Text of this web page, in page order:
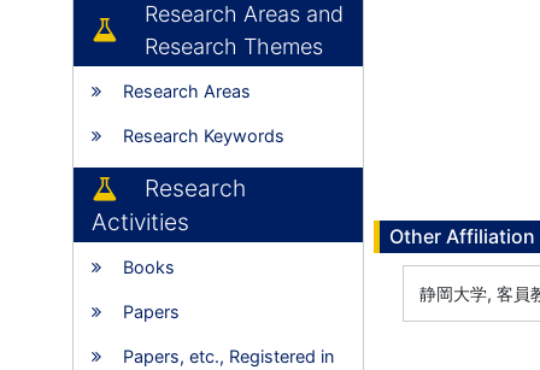
Research Areas and
Research Themes
Research Areas
Research Keywords
Research
Activities
Books
Papers
Papers, etc., Registered in
Other Affiliation
静岡大学, 客員